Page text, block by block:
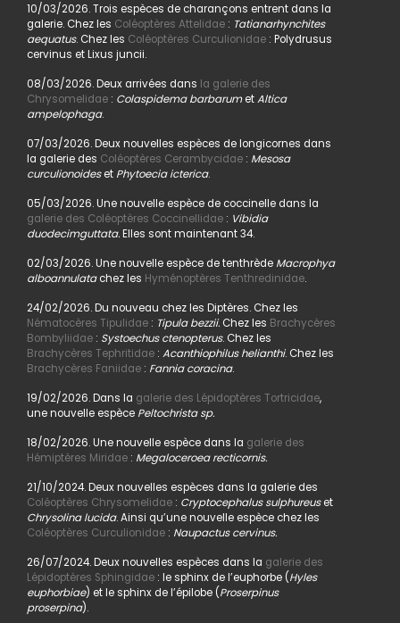
10/03/2026. Trois espèces de charançons entrent dans la
galerie. Chez les Coléoptères Attelidae: Tatianarhynchites
aequatus. Chez les Coléoptères Curculionidae: Polydrusus
cervinus et Lixus juncii.
08/03/2026. Deux arrivées dans la galerie des
Chrysomelidae: Colaspidema barbarumetAltica
ampelophaga.
07/03/2026. Deux nouvelles espèces de longicornes dans
la galerie des Coléoptères Cerambycidae: Mesosa
curculionoideset Phytoecia icterica.
05/03/2026. Une nouvelle espèce de coccinelle dans la
galerie des Coléoptères Coccinellidae: Vibidia
duodecimguttata.Elles sont maintenant 34.
02/03/2026. Une nouvelle espèce de tenthrède Macrophya
alboannulatachez les Hyménoptères Tenthredinidae.
24/02/2026. Du nouveau chez les Diptères. Chez les
Nématocères Tipulidae: Tipula bezzii. Chez les Brachycères
Bombyliidae: Systoechus ctenopterus. Chez les
Brachycères Tephritidae: Acanthiophilus helianthi. Chez les
Brachycères Faniidae: Fannia coracina.
19/02/2026. Dans la galerie des Lépidoptères Tortricidae,
une nouvelle espèce Peltochrista sp.
18/02/2026. Une nouvelle espèce dans la galerie des
Hémiptères Miridae: Megaloceroea recticornis.
21/10/2024. Deux nouvelles espèces dans la galerie des
Coléoptères Chrysomelidae: Cryptocephalus sulphureuset
Chrysolina lucida. Ainsi qu’une nouvelle espèce chez les
Coléoptères Curculionidae : Naupactus cervinus.
26/07/2024. Deux nouvelles espèces dans la galerie des
Lépidoptères Sphingidae: le sphinx de l’euphorbe (Hyles
euphorbiae) et le sphinx de l’épilobe (Proserpinus
proserpina).